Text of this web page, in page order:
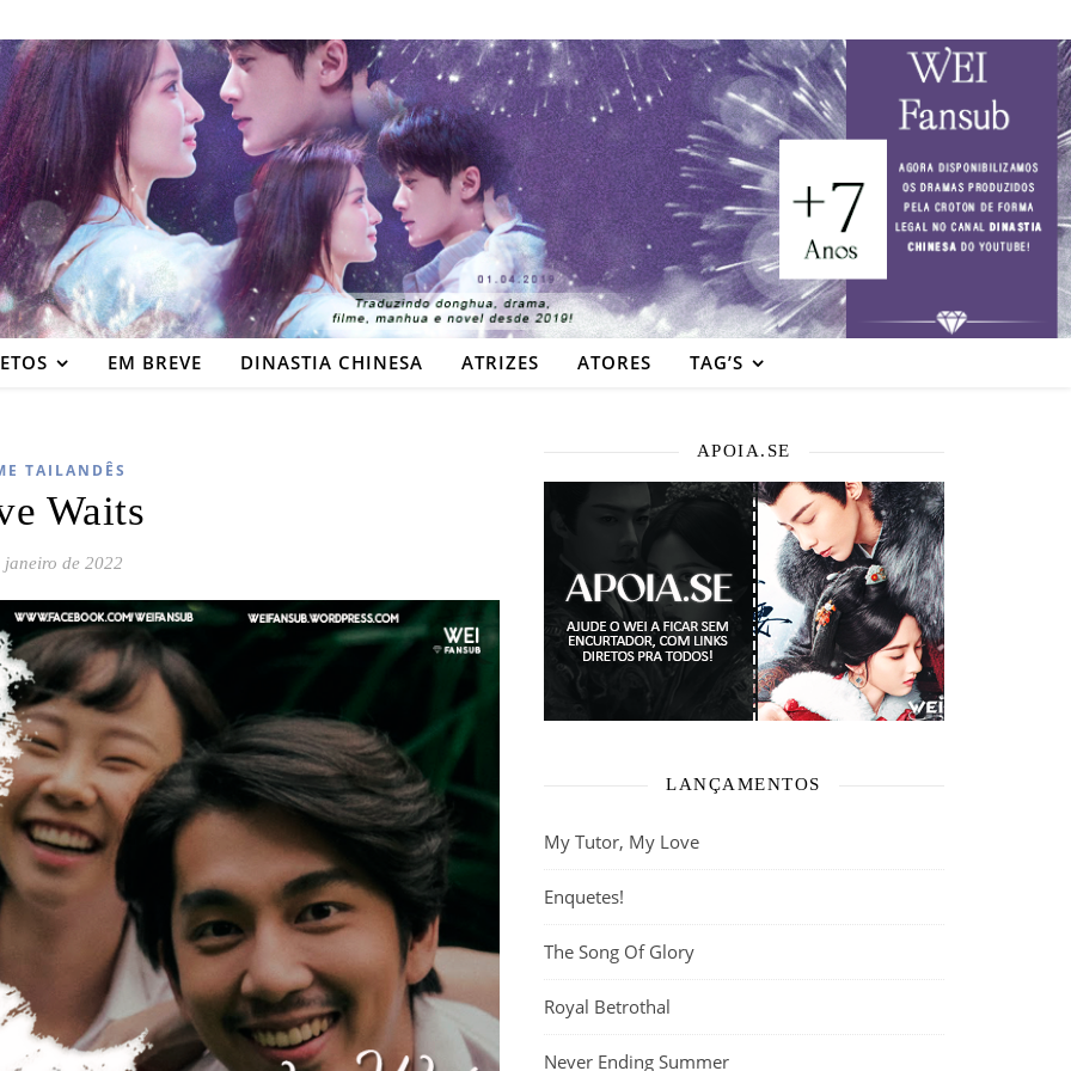
EM BREVE DINASTIA CHINESA ATRIZES ATORES TAG’S
TAILANDÊS
Waits
janeiro de 2022
APOIA.SE
LANÇAMENTOS
My Tutor, My Love
Enquetes!
The Song Of Glory
Royal Betrothal
Never Ending Summer